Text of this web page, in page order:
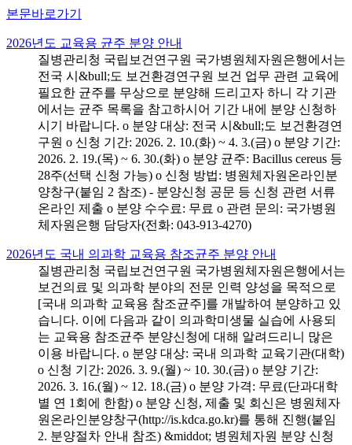
본문바로가기
2026년도 교육용 균주 분양 안내
질병관리청 국립보건연구원 국가병원체자원은행에서는
전국 시&bull;도 보건환경연구원 보건 업무 관련 교육에
필요한 균주를 무상으로 분양해 드리고자 하니 각 기관
에서는 균주 목록을 참고하시어 기간 내에 분양 신청하
시기 바랍니다. o 분양 대상: 전국 시&bull;도 보건환경연
구원 o 신청 기간: 2026. 2. 10.(화) ~ 4. 3.(금) o 분양 기간:
2026. 2. 19.(목) ~ 6. 30.(화) o 분양 균주: Bacillus cereus 등
28주(선택 신청 가능) o 신청 방법: 병원체자원온라인분
양창구(붙임 2 참조) - 분양신청 공문 등 신청 관련 서류
온라인 제출 o 분양 수수료: 무료 o 관련 문의: 국가병원
체자원은행 담당자(전화: 043-913-4270)
2026년도 국내 의과학 교육용 참조균주 분양 안내
질병관리청 국립보건연구원 국가병원체자원은행에서는
보건의료 및 의과학 분야의 전문 인력 양성을 목적으로
[국내 의과학 교육용 참조균주]를 개발하여 분양하고 있
습니다. 이에 다음과 같이 의과학미생물 실습에 사용되
는 교육용 참조균주 분양신청에 대해 알려드리니 많은
이용 바랍니다. o 분양 대상: 국내 의과학 교육기관(대학)
o 신청 기간: 2026. 3. 9.(월) ~ 10. 30.(금) o 분양 기간:
2026. 3. 16.(월) ~ 12. 18.(금) o 분양 가격: 무료(단과대학
별 연 1회에 한함) o 분양 신청, 제출 및 회신은 병원체자
원온라인분양창구(http://is.kdca.go.kr)를 통해 진행(붙임
2. 분양절차 안내 참조) &middot; 병원체자원 분양 신청